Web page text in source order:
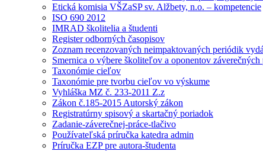
Etická komisia VŠZaSP sv. Alžbety, n.o. – kompetencie
ISO 690 2012
IMRAD školitelia a študenti
Register odborných časopisov
Zoznam recenzovaných neimpaktovaných periódik
Smernica o výbere školiteľov a oponentov záverečných
Taxonómie cieľov
Taxonómie pre tvorbu cieľov vo výskume
Vyhláška MZ č. 233-2011 Z.z
Zákon č.185-2015 Autorský zákon
Registratúrny spisový a skartačný poriadok
Zadanie-záverečnej-práce-tlačivo
Používateľská príručka katedra admin
Príručka EZP pre autora-študenta